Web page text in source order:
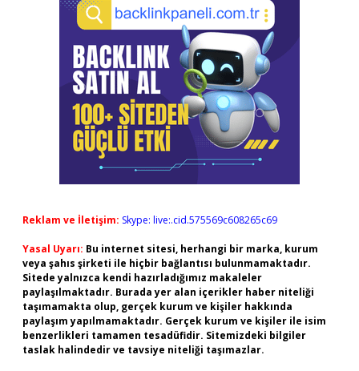
Reklam ve İletişim: Skype: live:.cid.575569c608265c69
Yasal Uyarı: Bu internet sitesi, herhangi bir marka, kurum
veya şahıs şirketi ile hiçbir bağlantısı bulunmamaktadır.
Sitede yalnızca kendi hazırladığımız makaleler
paylaşılmaktadır. Burada yer alan içerikler haber niteliği
taşımamakta olup, gerçek kurum ve kişiler hakkında
paylaşım yapılmamaktadır. Gerçek kurum ve kişiler ile isim
benzerlikleri tamamen tesadüfidir. Sitemizdeki bilgiler
taslak halindedir ve tavsiye niteliği taşımazlar.